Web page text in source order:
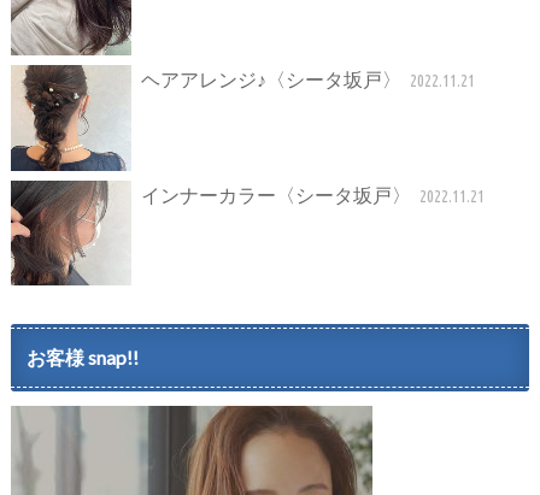
ヘアアレンジ♪〈シータ坂戸〉 2022.11.21
インナーカラー〈シータ坂戸〉 2022.11.21
お客様 snap!!